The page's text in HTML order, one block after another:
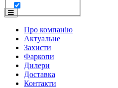
Про компанію
Актуальне
Захисти
Фаркопи
Дилери
Доставка
Контакти